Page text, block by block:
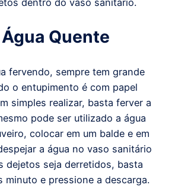
dentro do vaso sanitário.
Água Quente
fervendo, sempre tem grande
o entupimento é com papel
simples realizar, basta ferver a
pode ser utilizado a água
colocar em um balde e em
a água no vaso sanitário
dejetos seja derretidos, basta
minuto e pressione a descarga.